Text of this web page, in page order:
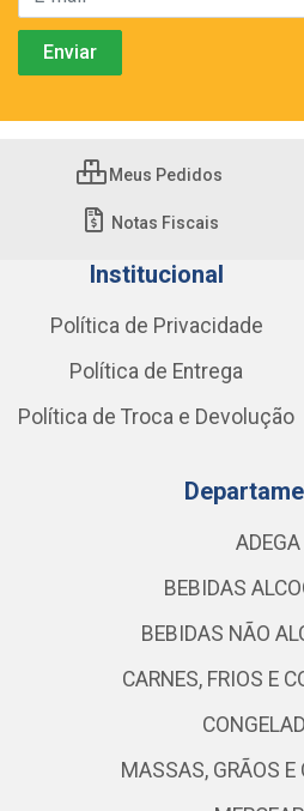
Meus Pedidos
Notas Fiscais
Institucional
Política de Privacidade
Política de Entrega
Política de Troca e Devolução
ADEGA
BEBIDAS
BEBIDAS NÃO
CARNES, FRIOS E
MASSAS, GRÃOS E